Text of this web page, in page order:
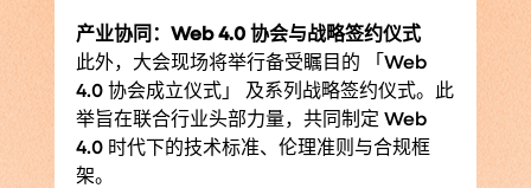
产业协同：Web 4.0 协会与战略签约仪式
此外，大会现场将举行备受瞩目的 「Web
4.0 协会成立仪式」 及系列战略签约仪式。此
举旨在联合行业头部力量，共同制定 Web
4.0 时代下的技术标准、伦理准则与合规框
架。